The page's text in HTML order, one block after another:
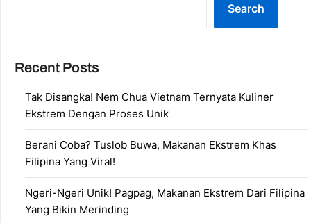
Search
Recent Posts
Tak Disangka! Nem Chua Vietnam Ternyata Kuliner
Ekstrem Dengan Proses Unik
Berani Coba? Tuslob Buwa, Makanan Ekstrem Khas
Filipina Yang Viral!
Ngeri-Ngeri Unik! Pagpag, Makanan Ekstrem Dari Filipina
Yang Bikin Merinding